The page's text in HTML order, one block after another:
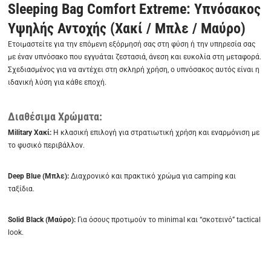
Sleeping Bag Comfort Extreme: Υπνόσακος
Υψηλής Αντοχής (Χακί / Μπλε / Μαύρο)
Ετοιμαστείτε για την επόμενη εξόρμησή σας στη φύση ή την υπηρεσία σας
με έναν υπνόσακο που εγγυάται ζεστασιά, άνεση και ευκολία στη μεταφορά.
Σχεδιασμένος για να αντέχει στη σκληρή χρήση, ο υπνόσακος αυτός είναι η
ιδανική λύση για κάθε εποχή.
Διαθέσιμα Χρώματα:
Military Χακί: Η κλασική επιλογή για στρατιωτική χρήση και εναρμόνιση με
το φυσικό περιβάλλον.
Deep Blue (Μπλε): Διαχρονικό και πρακτικό χρώμα για camping και
ταξίδια.
Solid Black (Μαύρο): Για όσους προτιμούν το minimal και “σκοτεινό” tactical
look.